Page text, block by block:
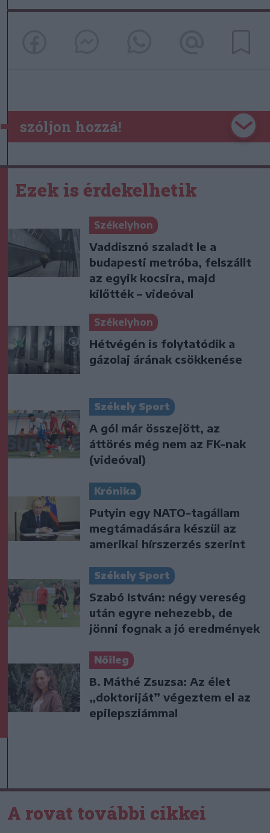
szóljon hozzá!
Ezek is érdekelhetik
Székelyhon
Vaddisznó szaladt le a
budapesti metróba, felszállt
az egyik kocsira, majd
kilőtték – videóval
Székelyhon
Hétvégén is folytatódik a
gázolaj árának csökkenése
Székely Sport
A gól már összejött, az
áttörés még nem az FK-nak
(videóval)
Krónika
Putyin egy NATO-tagállam
megtámadására készül az
amerikai hírszerzés szerint
Székely Sport
Szabó István: négy vereség
után egyre nehezebb, de
jönni fognak a jó eredmények
Nőileg
B. Máthé Zsuzsa: Az élet
„doktoriját” végeztem el az
epilepsziámmal
A rovat további cikkei